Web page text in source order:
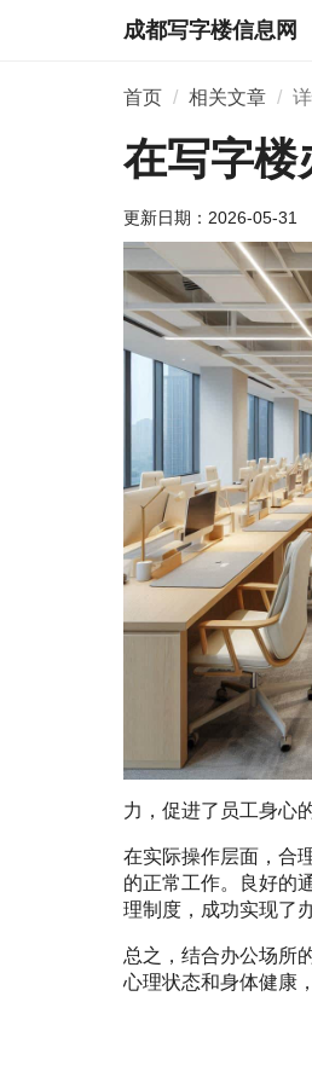
成都写字楼信息网
首页 相关文章
在写字楼
更新日期： 2026-05-31
力，促进了员工身心
在实际操作层面，合
的正常工作。良好的
理制度，成功实现了
总之，结合办公场所
心理状态和身体健康